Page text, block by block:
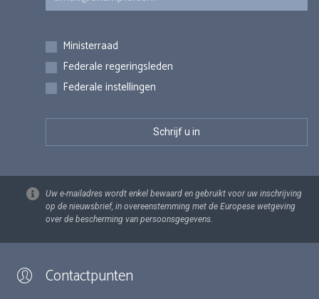
Inschrijvingen
Ministerraad
Federale regeringsleden
Federale instellingen
Uw e-mailadres wordt enkel bewaard en gebruikt voor uw inschrijving
op de nieuwsbrief, in overeenstemming met de Europese wetgeving
over de bescherming van persoonsgegevens.
Contactpunten